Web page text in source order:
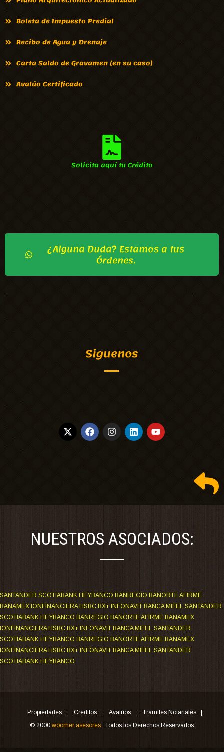
Boleta de Impuesto Predial
Recibo de Agua y Drenaje
Carta Saldo de Gravamen (en su caso)
Avalúo Certificado
Solicita aquí tu Crédito
¿Alguna Duda? Estamos a tus
Órdenes.
Siguenos
NUESTROS ASOCIADOS:
SANTANDER SCOTIABANK HEYBANCO BANREGIO BANORTE AFIRME
BANAMEX IONFINANCIERA HSBC BX+ INFONAVIT BANCA MIFEL SANTANDER
SCOTIABANK HEYBANCO BANREGIO BANORTE AFIRME BANAMEX
IONFINANCIERA HSBC BX+ INFONAVIT BANCA MIFEL SANTANDER
SCOTIABANK HEYBANCO BANREGIO BANORTE AFIRME BANAMEX
IONFINANCIERA HSBC BX+ INFONAVIT BANCA MIFEL SANTANDER
SCOTIABANK HEYBANCO
Propiedades Créditos Avalúos
Trámites Notariales
© 2000 woomer asesores . Todos los Derechos Reservados